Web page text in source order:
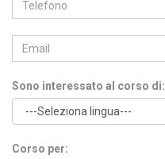
Sono interessato al corso di:
Corso per: